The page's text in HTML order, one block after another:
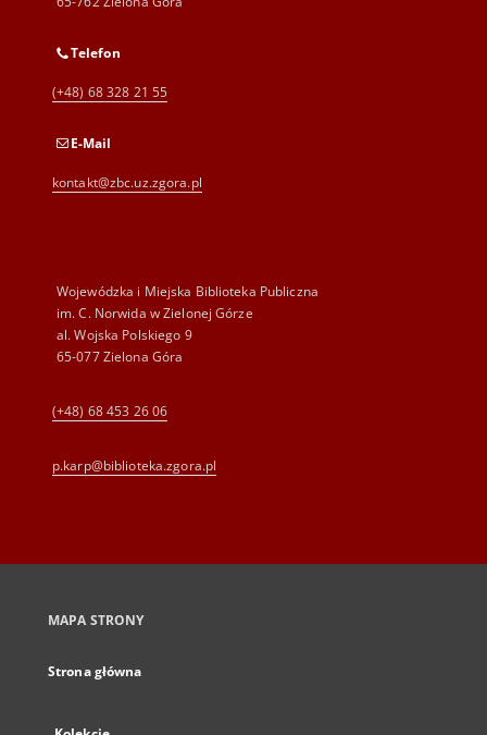
Telefon
(+48) 68 328 21 55
E-Mail
kontakt@zbc.uz.zgora.pl
Wojewódzka i Miejska Biblioteka Publiczna
im. C. Norwida w Zielonej Górze
al. Wojska Polskiego 9
65-077 Zielona Góra
(+48) 68 453 26 06
p.karp@biblioteka.zgora.pl
MAPA STRONY
Strona główna